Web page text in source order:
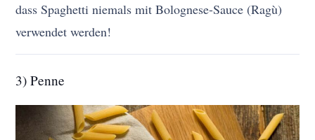
dass Spaghetti niemals mit Bolognese-Sauce (Ragù)
verwendet werden!
3) Penne